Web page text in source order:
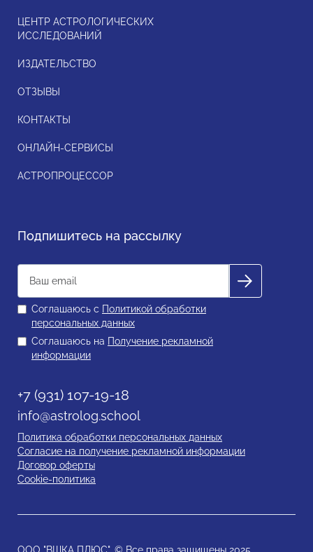
ЦЕНТР АСТРОЛОГИЧЕСКИХ
ИССЛЕДОВАНИЙ
ИЗДАТЕЛЬСТВО
ОТЗЫВЫ
КОНТАКТЫ
ОНЛАЙН-СЕРВИСЫ
АСТРОПРОЦЕССОР
Подпишитесь на рассылку
Соглашаюсь с Политикой обработки
персональных данных
Соглашаюсь на Получение рекламной
информации
+7 (931) 107-19-18
info@astrolog.school
Политика обработки персональных данных
Согласие на получение рекламной информации
Договор оферты
Cookie-политика